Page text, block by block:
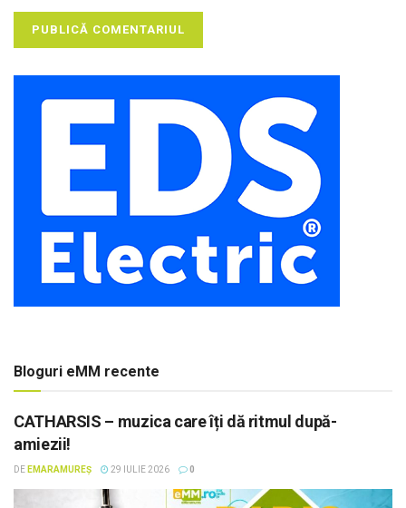
Bloguri eMM recente
CATHARSIS – muzica care îți dă ritmul după-
amiezii!
DE EMARAMUREȘ 29 IULIE 2026 0